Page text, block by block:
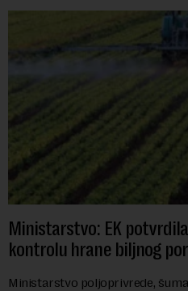
Ministarstvo: EK
kontrolu hrane biljnog
Ministarstvo poljoprivrede,